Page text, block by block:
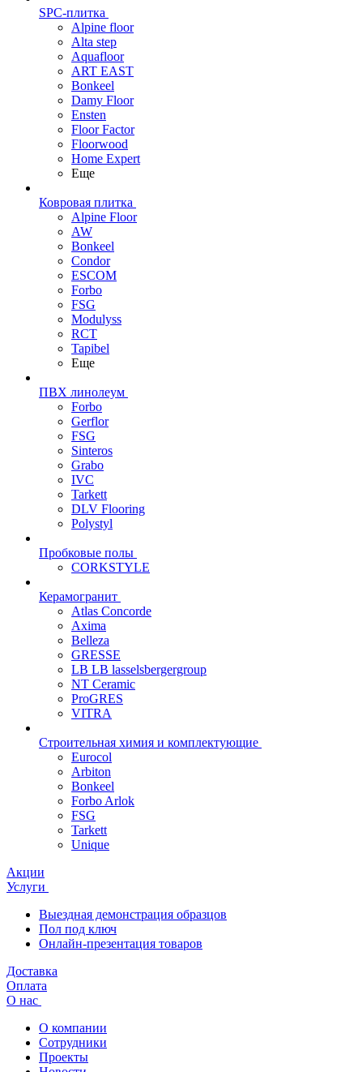
SPC-плитка
Alpine floor
Alta step
Aquafloor
ART EAST
Bonkeel
Damy Floor
Ensten
Floor Factor
Floorwood
Home Expert
Еще
Ковровая плитка
Alpine Floor
AW
Bonkeel
Condor
ESCOM
Forbo
FSG
Modulyss
RCT
Tapibel
Еще
ПВХ линолеум
Forbo
Gerflor
FSG
Sinteros
Grabo
IVC
Tarkett
DLV Flooring
Polystyl
Пробковые полы
CORKSTYLE
Керамогранит
Atlas Concorde
Axima
Belleza
GRESSE
LB LB lasselsbergergroup
NT Ceramic
ProGRES
VITRA
Строительная химия и комплектующие
Eurocol
Arbiton
Bonkeel
Forbo Arlok
FSG
Tarkett
Unique
Акции
Услуги
Выездная демонстрация образцов
Пол под ключ
Онлайн-презентация товаров
Доставка
Оплата
О нас
О компании
Сотрудники
Проекты